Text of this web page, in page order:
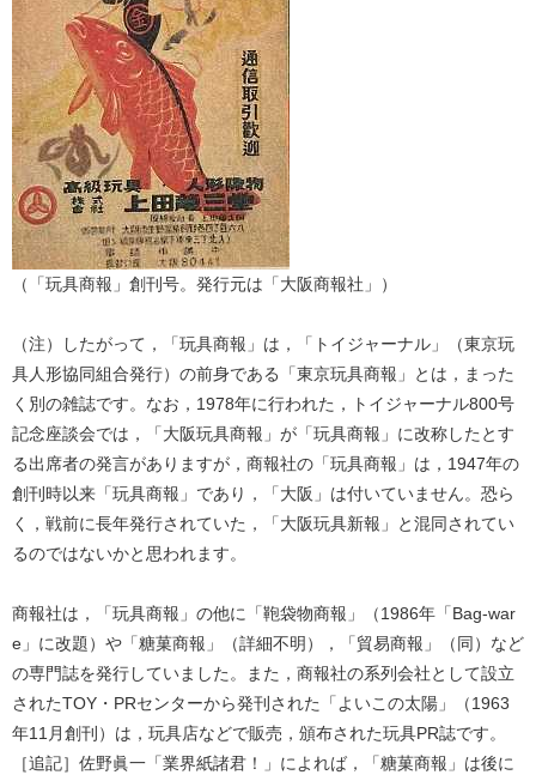
（「玩具商報」創刊号。発行元は「大阪商報社」）
（注）したがって，「玩具商報」は，「トイジャーナル」（東京玩
具人形協同組合発行）の前身である「東京玩具商報」とは，まった
く別の雑誌です。なお，1978年に行われた，トイジャーナル800号
記念座談会では，「大阪玩具商報」が「玩具商報」に改称したとす
る出席者の発言がありますが，商報社の「玩具商報」は，1947年の
創刊時以来「玩具商報」であり，「大阪」は付いていません。恐ら
く，戦前に長年発行されていた，「大阪玩具新報」と混同されてい
るのではないかと思われます。
商報社は，「玩具商報」の他に「鞄袋物商報」（1986年「Bag-war
e」に改題）や「糖菓商報」（詳細不明），「貿易商報」（同）など
の専門誌を発行していました。また，商報社の系列会社として設立
されたTOY・PRセンターから発刊された「よいこの太陽」（1963
年11月創刊）は，玩具店などで販売，頒布された玩具PR誌です。
［追記］佐野眞一「業界紙諸君！」によれば，「糖菓商報」は後に